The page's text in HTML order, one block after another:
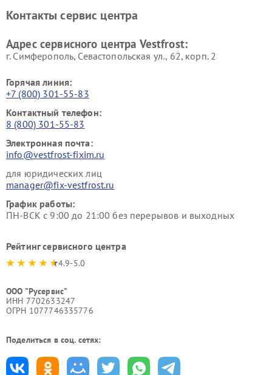
Vestfrost
Контакты сервис центра
Адрес сервисного центра Vestfrost:
г. Симферополь, Севастопольская ул., 62, корп. 2
Горячая линия:
+7 (800) 301-55-83
Контактный телефон:
8 (800) 301-55-83
Электронная почта:
info@vestfrost-fixim.ru
для юридических лиц
manager@fix-vestfrost.ru
График работы:
ПН-ВСК с 9:00 до 21:00 без перерывов и выходных
Рейтинг сервисного центра
4.9-5.0
ООО "Русервис"
ИНН 7702633247
ОГРН 1077746335776
Поделиться в соц. сетях: